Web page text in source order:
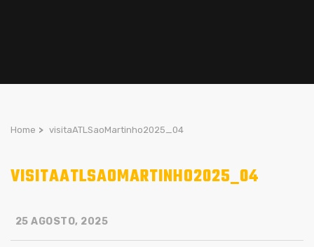
Home > visitaATLSaoMartinho2025_04
VISITAATLSAOMARTINHO2025_04
25 AGOSTO, 2025